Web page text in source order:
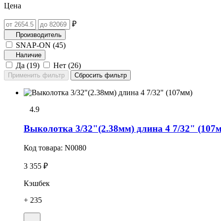
Цена
₽
Производитель
SNAP-ON (45)
Наличие
Да (19) Нет (26)
4.9
Выколотка 3/32"(2.38мм) длина 4 7/32"
Код товара: N0080
3 355 ₽
Кэшбек
+ 235